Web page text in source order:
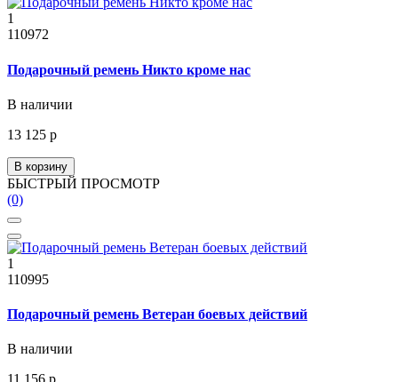
1
110972
Подарочный ремень Никто кроме нас
В наличии
13 125 р
В корзину
БЫСТРЫЙ ПРОСМОТР
(0)
1
110995
Подарочный ремень Ветеран боевых действий
В наличии